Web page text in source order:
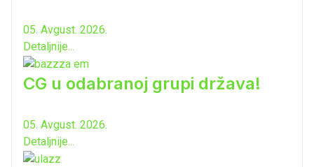
05. Avgust. 2026.
Detaljnije...
CG u odabranoj grupi država!
05. Avgust. 2026.
Detaljnije...